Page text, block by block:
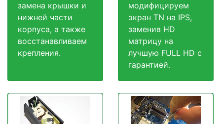
замена крышки и
нижней части
корпуса, а также
восстанавливаем
крепления.
модифицируем
экран TN на IPS,
заменив HD
матрицу на
лучшую FULL HD c
гарантией.